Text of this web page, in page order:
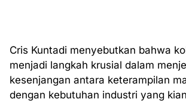
Cris Kuntadi menyebutkan bahwa
menjadi langkah krusial dalam
kesenjangan antara keterampilan
dengan kebutuhan industri yang